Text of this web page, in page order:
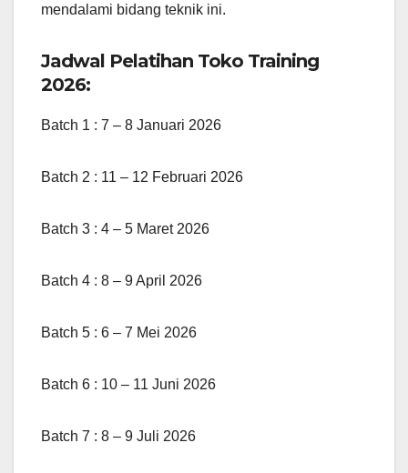
mendalami bidang teknik ini.
Jadwal Pelatihan Toko Training
2026:
Batch 1 : 7 – 8 Januari 2026
Batch 2 : 11 – 12 Februari 2026
Batch 3 : 4 – 5 Maret 2026
Batch 4 : 8 – 9 April 2026
Batch 5 : 6 – 7 Mei 2026
Batch 6 : 10 – 11 Juni 2026
Batch 7 : 8 – 9 Juli 2026